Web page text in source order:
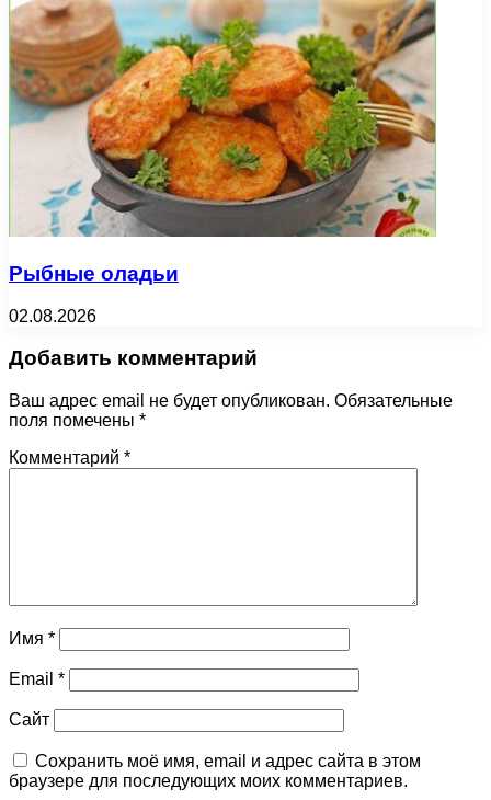
Рыбные оладьи
02.08.2026
Добавить комментарий
Ваш адрес email не будет опубликован. Обязательные
поля помечены *
Комментарий *
Имя *
Email *
Сайт
Сохранить моё имя, email и адрес сайта в этом
браузере для последующих моих комментариев.